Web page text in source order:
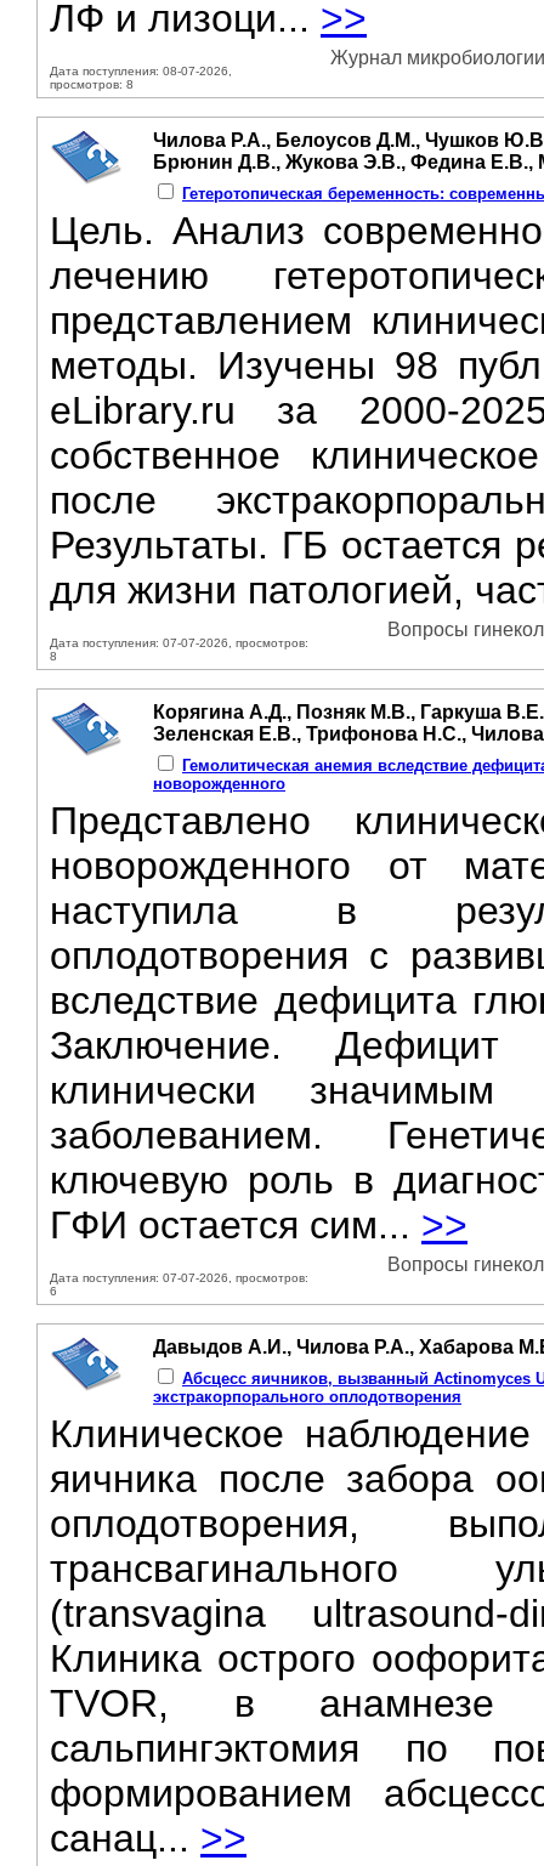
ЛФ и лизоци... >>
Дата поступления: 08-07-2026,
просмотров: 8
Журнал
Чилова Р.А., Белоусов Д.М., Чушков
Брюнин Д.В., Жукова Э.В., Федина Е.В.,
Гетеротопическая беременность:
Цель. Анализ
лечению
представлением
методы. Изучены 98
eLibrary.ru за 2000-
собственное
после
Результаты. ГБ остается
для жизни патологией,
Дата поступления: 07-07-2026, просмотров:
8
Вопросы
Корягина А.Д., Позняк М.В., Гаркуша
Зеленская Е.В., Трифонова Н.С.,
Гемолитическая анемия вследствие
новорожденного
Представлено
новорожденного от
наступила в
оплодотворения с
вследствие дефицита
Заключение.
клинически
заболеванием.
ключевую роль в
ГФИ остается сим... >>
Дата поступления: 07-07-2026, просмотров:
6
Вопросы
Давыдов А.И., Чилова Р.А., Хабарова
Абсцесс яичников, вызванный Actinomyces
экстракорпорального оплодотворения
Клиническое
яичника после забора
оплодотворения,
трансвагинального
(transvagina ultrasound-
Клиника острого
TVOR, в анамнезе
сальпингэктомия по
формированием
санац... >>